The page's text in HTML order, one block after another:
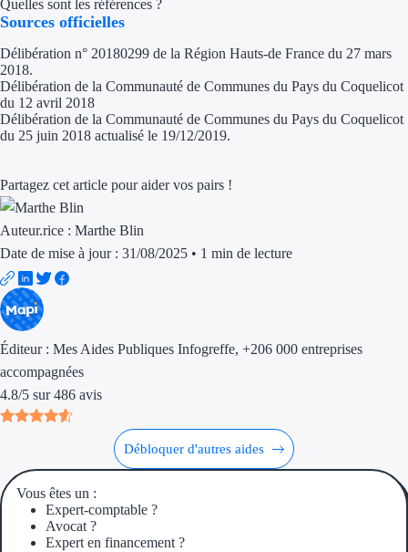
Quelles sont les références ?
Sources officielles
Délibération n° 20180299 de la Région Hauts-de France du 27 mars
2018.
Délibération de la Communauté de Communes du Pays du Coquelicot
du 12 avril 2018
Délibération de la Communauté de Communes du Pays du Coquelicot
du 25 juin 2018 actualisé le 19/12/2019.
Partagez cet article pour aider vos pairs !
Auteur.rice : Marthe Blin
Date de mise à jour : 31/08/2025 • 1 min de lecture
Éditeur : Mes Aides Publiques Infogreffe, +206 000 entreprises
accompagnées
4.8/5 sur 486 avis
Débloquer d'autres aides
Vous êtes un :
Expert-comptable ?
Avocat ?
Expert en financement ?